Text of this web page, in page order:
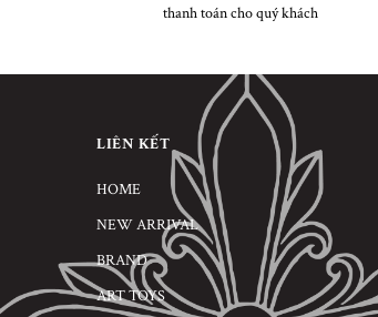
thanh toán cho quý khách
LIÊN KẾT
HOME
NEW ARRIVAL
BRAND
ART TOYS